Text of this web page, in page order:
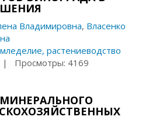
Владимировна, Власенко
растениеводство
| Просмотры: 4169